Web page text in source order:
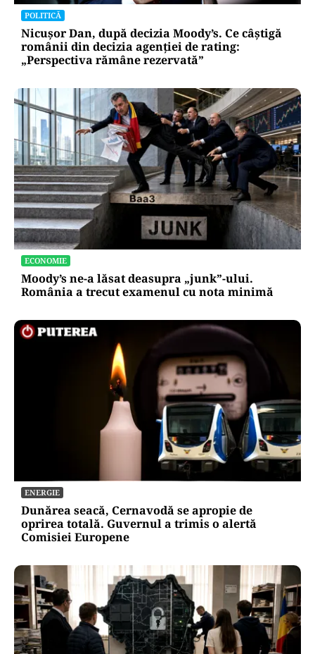
POLITICĂ
Nicușor Dan, după decizia Moody’s. Ce câștigă
românii din decizia agenției de rating:
„Perspectiva rămâne rezervată”
ECONOMIE
Moody’s ne-a lăsat deasupra „junk”-ului.
România a trecut examenul cu nota minimă
ENERGIE
Dunărea seacă, Cernavodă se apropie de
oprirea totală. Guvernul a trimis o alertă
Comisiei Europene